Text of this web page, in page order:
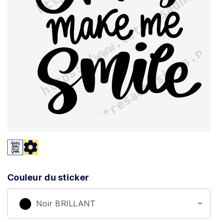
Couleur du sticker
Noir BRILLANT